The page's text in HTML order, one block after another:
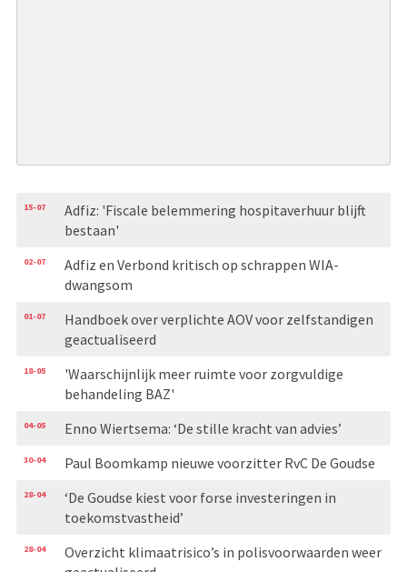
15-07
Adfiz: 'Fiscale belemmering hospitaverhuur blijft
bestaan'
02-07
Adfiz en Verbond kritisch op schrappen WIA-
dwangsom
01-07
Handboek over verplichte AOV voor zelfstandigen
geactualiseerd
18-05
'Waarschijnlijk meer ruimte voor zorgvuldige
behandeling BAZ'
04-05 Enno Wiertsema: ‘De stille kracht van advies’
30-04 Paul Boomkamp nieuwe voorzitter RvC De Goudse
28-04
‘De Goudse kiest voor forse investeringen in
toekomstvastheid’
28-04
Overzicht klimaatrisico’s in polisvoorwaarden weer